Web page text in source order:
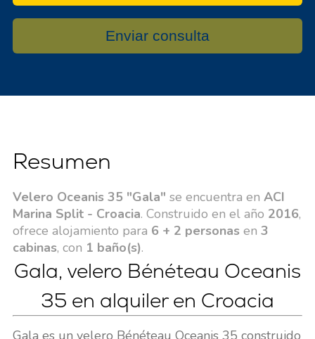
Enviar consulta
Resumen
Velero Oceanis 35 "Gala" se encuentra en ACI
Marina Split - Croacia. Construido en el año 2016,
ofrece alojamiento para 6 + 2 personasen 3
cabinas, con 1 baño(s).
Gala, velero Bénéteau Oceanis
35 en alquiler en Croacia
Gala es un velero Bénéteau Oceanis 35 construido